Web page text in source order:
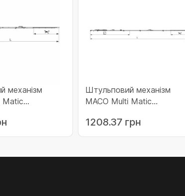
механізм
цапфи 695-
Штульповий механізм
МАСО Multi Matic
1700 для 3 i.S. цапфи 1591-
1700 (207308)
1208.37 грн